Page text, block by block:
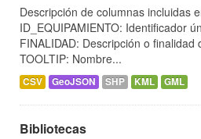
Descripción de columnas incluidas
ID_EQUIPAMIENTO: Identificador
FINALIDAD: Descripción o finalidad
TOOLTIP: Nombre...
CSV GeoJSON SHP KML GML
Bibliotecas